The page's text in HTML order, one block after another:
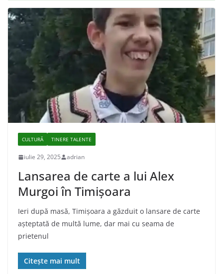
CULTURĂ TINERE TALENTE
iulie 29, 2025 adrian
Lansarea de carte a lui Alex
Murgoi în Timișoara
Ieri după masă, Timişoara a găzduit o lansare de carte
aşteptată de multă lume, dar mai cu seama de
prietenul
Citește mai mult